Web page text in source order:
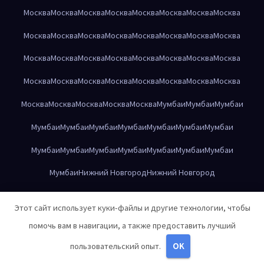
МоскваМоскваМоскваМоскваМоскваМоскваМоскваМосква
МоскваМоскваМоскваМоскваМоскваМоскваМоскваМосква
МоскваМоскваМоскваМоскваМоскваМоскваМоскваМосква
МоскваМоскваМоскваМоскваМоскваМоскваМоскваМосква
МоскваМоскваМоскваМоскваМоскваМумбаиМумбаиМумбаи
МумбаиМумбаиМумбаиМумбаиМумбаиМумбаиМумбаи
МумбаиМумбаиМумбаиМумбаиМумбаиМумбаиМумбаи
МумбаиНижний НовгородНижний Новгород
Нижний НовгородНижний НовгородНижний Новгород
Нижний Новгород Нижний Новгород
Этот сайт использует куки-файлы и другие технологии, чтобы
помочь вам в навигации, а также предоставить лучший
пользовательский опыт.
OK